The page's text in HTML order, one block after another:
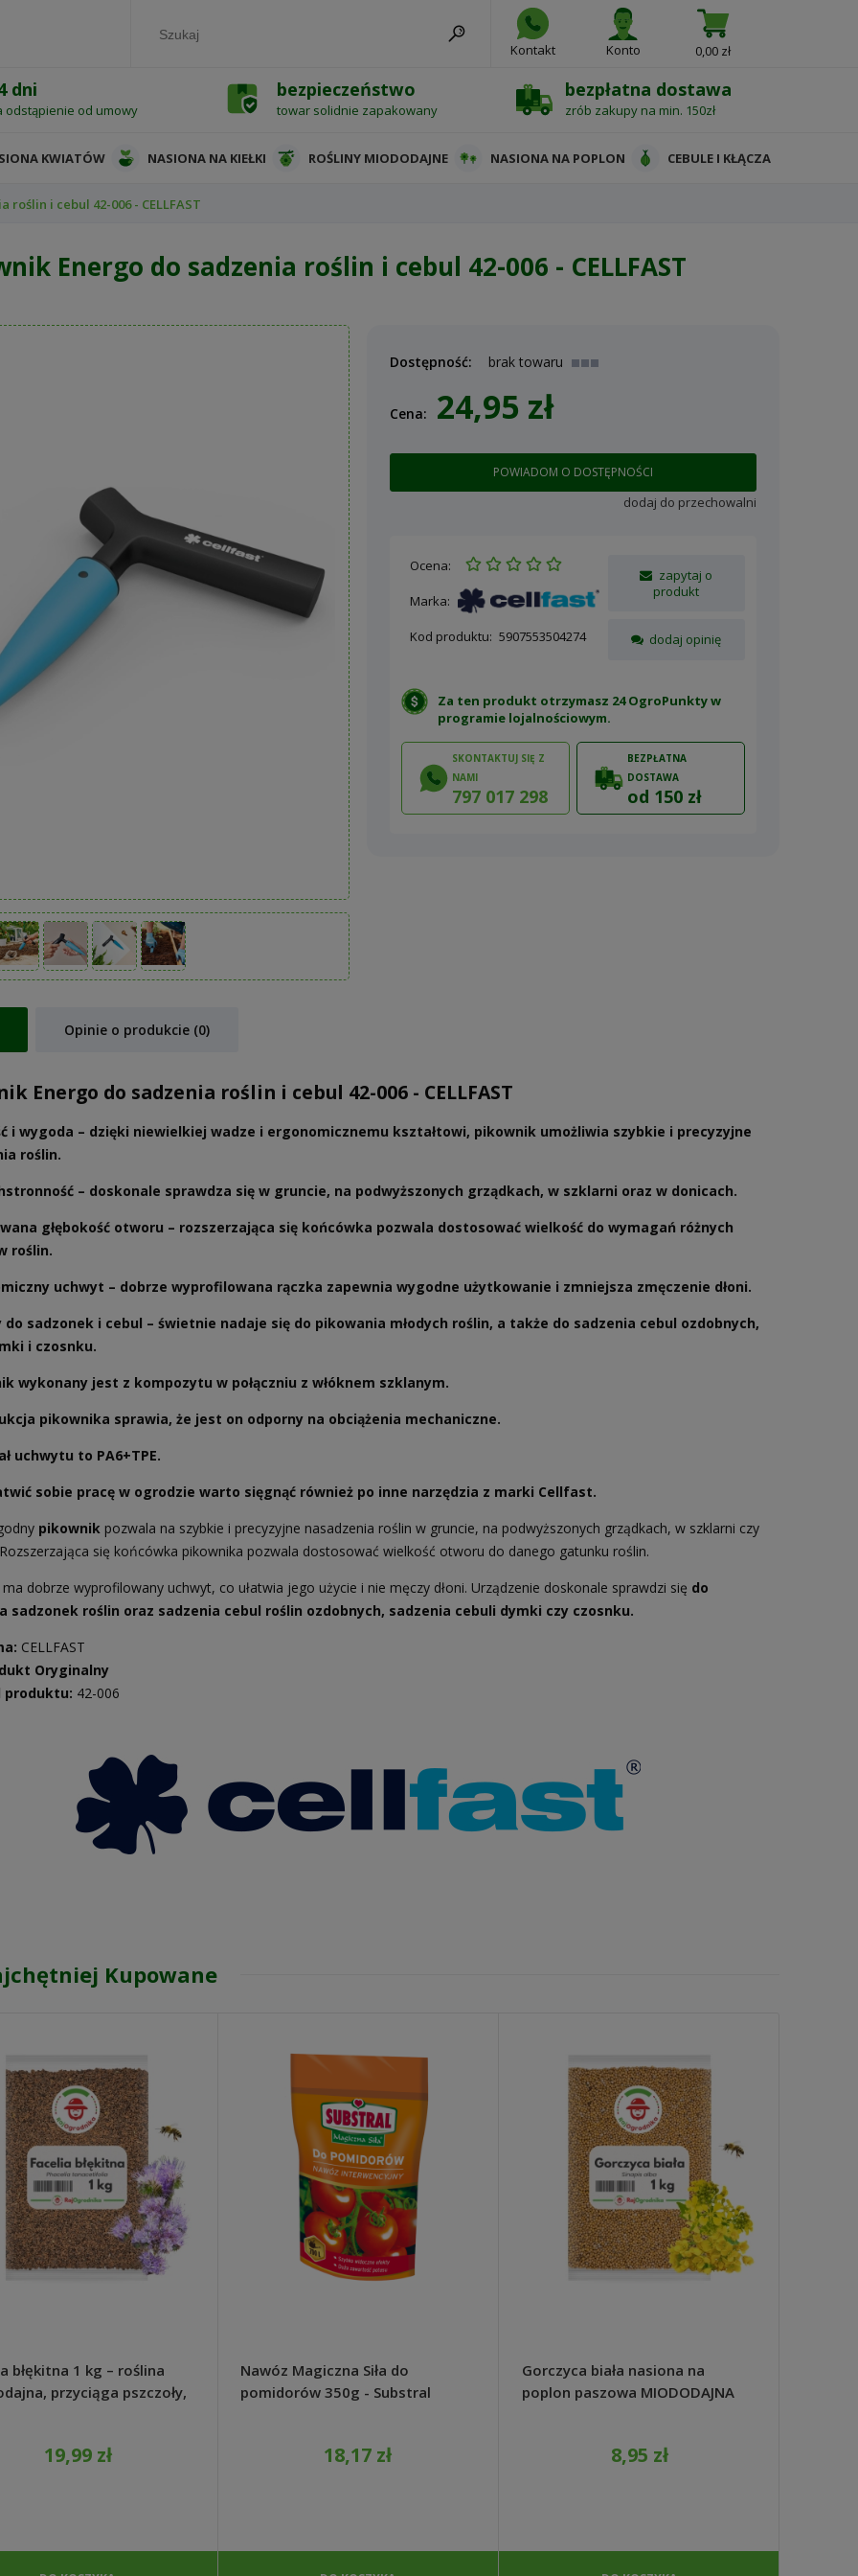
Kontakt Konto 0,00 zł
dni
odstąpienie od umowy
bezpieczeństwo
towar solidnie zapakowany
bezpłatna dostawa
zrób zakupy na min. 150zł
KWIATÓW NASIONA NA KIEŁKI ROŚLINY MIODODAJNE NASIONA NA POPLON CEBULE I KŁĄCZA
i cebul 42-006 - CELLFAST
Energo do sadzenia roślin i cebul 42-006 - CELLFAST
Dostępność: brak towaru
Cena: 24,95 zł
POWIADOM O DOSTĘPNOŚCI
dodaj do przechowalni
Ocena:
Marka:
Kod produktu: 5907553504274
zapytaj o
produkt
dodaj opinię
Za ten produkt otrzymasz 24 OgroPunkty w
programie lojalnościowym.
SKONTAKTUJ SIĘ Z
NAMI
797 017 298
BEZPŁATNA
DOSTAWA
od 150 zł
Opinie o produkcie (0)
Energo do sadzenia roślin i cebul 42-006 - CELLFAST
i wygoda – dzięki niewielkiej wadze i ergonomicznemu kształtowi, pikownik umożliwia szybkie i precyzyjne
roślin.
– doskonale sprawdza się w gruncie, na podwyższonych grządkach, w szklarni oraz w donicach.
głębokość otworu – rozszerzająca się końcówka pozwala dostosować wielkość do wymagań różnych
roślin.
uchwyt – dobrze wyprofilowana rączka zapewnia wygodne użytkowanie i zmniejsza zmęczenie dłoni.
do sadzonek i cebul – świetnie nadaje się do pikowania młodych roślin, a także do sadzenia cebul ozdobnych,
i czosnku.
wykonany jest z kompozytu w połączniu z włóknem szklanym.
pikownika sprawia, że jest on odporny na obciążenia mechaniczne.
uchwytu to PA6+TPE.
sobie pracę w ogrodzie warto sięgnąć również po inne narzędzia z marki Cellfast.
pikownik pozwala na szybkie i precyzyjne nasadzenia roślin w gruncie, na podwyższonych grządkach, w szklarni czy
się końcówka pikownika pozwala dostosować wielkość otworu do danego gatunku roślin.
ma dobrze wyprofilowany uchwyt, co ułatwia jego użycie i nie męczy dłoni. Urządzenie doskonale sprawdzi się do
sadzonek roślin oraz sadzenia cebul roślin ozdobnych, sadzenia cebuli dymki czy czosnku.
CELLFAST
Oryginalny
produktu: 42-006
Kupowane
błękitna 1 kg – roślina
przyciąga pszczoły,
19,99 zł
Nawóz Magiczna Siła do
pomidorów 350g - Substral
18,17 zł
Gorczyca biała nasiona na
poplon paszowa MIODODAJNA
8,95 zł